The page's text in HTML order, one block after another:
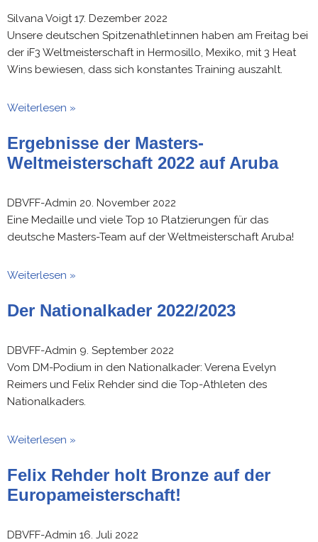
Silvana Voigt17. Dezember 2022
Unsere deutschen Spitzenathlet:innen haben am Freitag bei
der iF3 Weltmeisterschaft in Hermosillo, Mexiko, mit 3 Heat
Wins bewiesen, dass sich konstantes Training auszahlt.
Weiterlesen »
Ergebnisse der Masters-
Weltmeisterschaft 2022 auf Aruba
DBVFF-Admin 20. November 2022
Eine Medaille und viele Top 10 Platzierungen für das
deutsche Masters-Team auf der Weltmeisterschaft Aruba!
Weiterlesen »
Der Nationalkader 2022/2023
DBVFF-Admin 9. September 2022
Vom DM-Podium in den Nationalkader: Verena Evelyn
Reimers und Felix Rehder sind die Top-Athleten des
Nationalkaders.
Weiterlesen »
Felix Rehder holt Bronze auf der
Europameisterschaft!
DBVFF-Admin 16. Juli 2022